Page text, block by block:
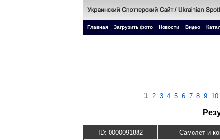
Главная Загрузить фото Новости Видео
1 2 3 4 5 6 7 8 9 10
ID: 0000091882 Самолет и